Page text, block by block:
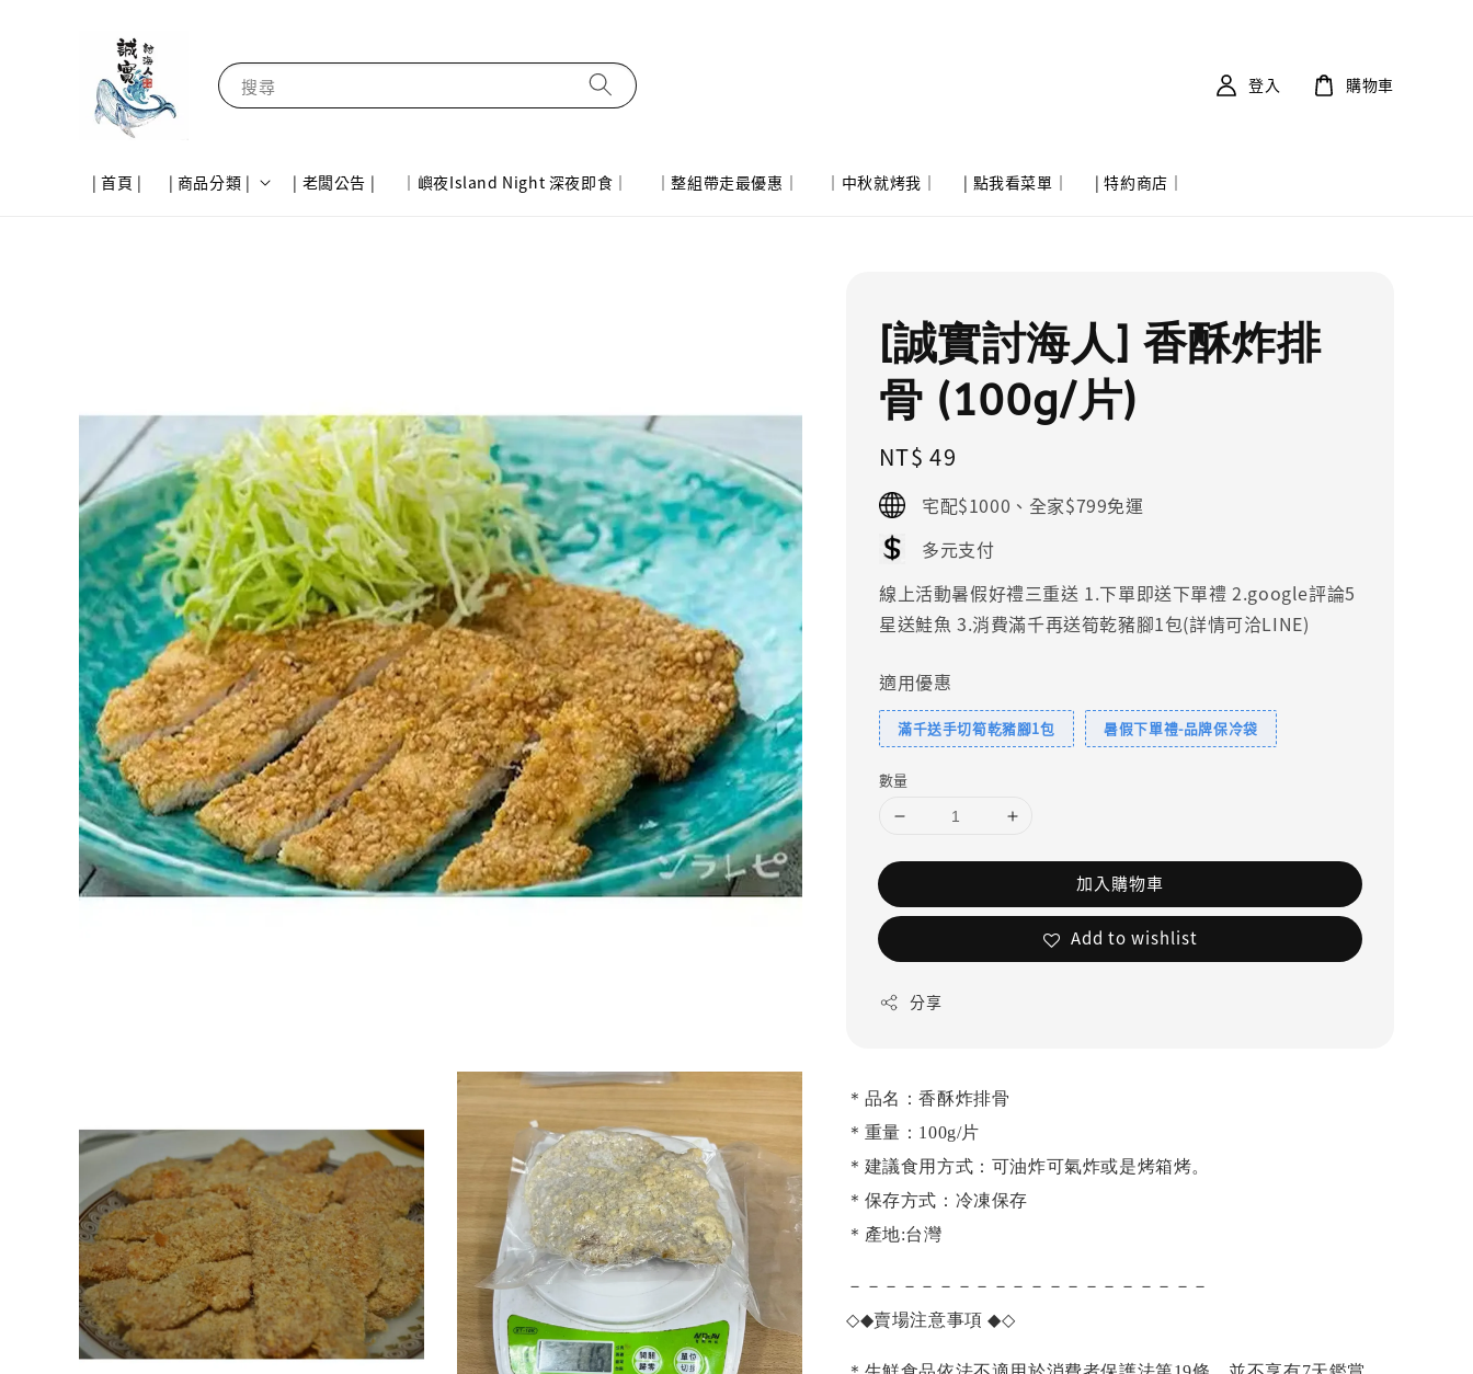
搜尋
| 首頁 | | 商品分類 | | 老闆公告 | ｜嶼夜Island Night 深夜即食｜ ｜整組帶走最優惠｜ ｜中秋就烤我｜ | 點我看菜單｜ | 特約商店｜
登入 購物車
[誠實討海人] 香酥炸排
骨 (100g/片)
Regular
price
NT$ 49
宅配$1000、全家$799免運
多元支付
線上活動暑假好禮三重送 1.下單即送下單禮 2.google評論5
星送鮭魚 3.消費滿千再送筍乾豬腳1包(詳情可洽LINE)
適用優惠
滿千送手切筍乾豬腳1包 暑假下單禮-品牌保冷袋
數量
加入購物車
Add to wishlist
分享
＊品名：香酥炸排骨
＊重量：100g/片
＊建議食用方式：可油炸可氣炸或是烤箱烤。
＊保存方式：冷凍保存
＊產地:台灣
－－－－－－－－－－－－－－－－－－－－
◇◆賣場注意事項◆◇